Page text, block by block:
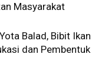
Masyarakat
Balad, Bibit Ikan
dan Pembentuk